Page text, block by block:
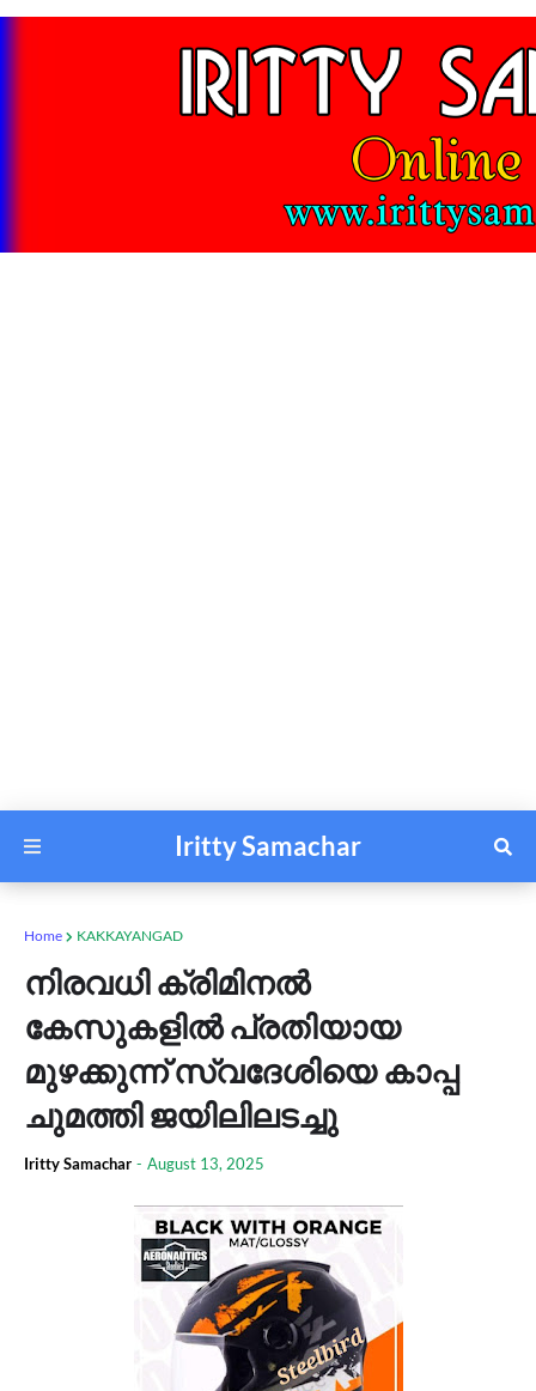
Iritty Samachar
Home KAKKAYANGAD
നിരവധി ക്രിമിനൽ
കേസുകളിൽ പ്രതിയായ
മുഴക്കുന്ന് സ്വദേശിയെ കാപ്പ
ചുമത്തി ജയിലിലടച്ചു
Iritty Samachar - August 13, 2025